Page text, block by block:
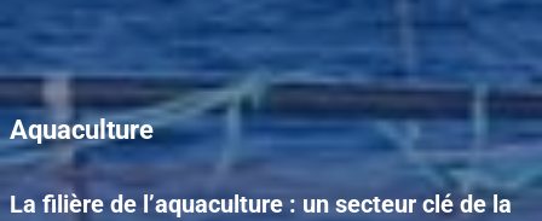
Aquaculture
La filière de l’aquaculture : un secteur clé de la